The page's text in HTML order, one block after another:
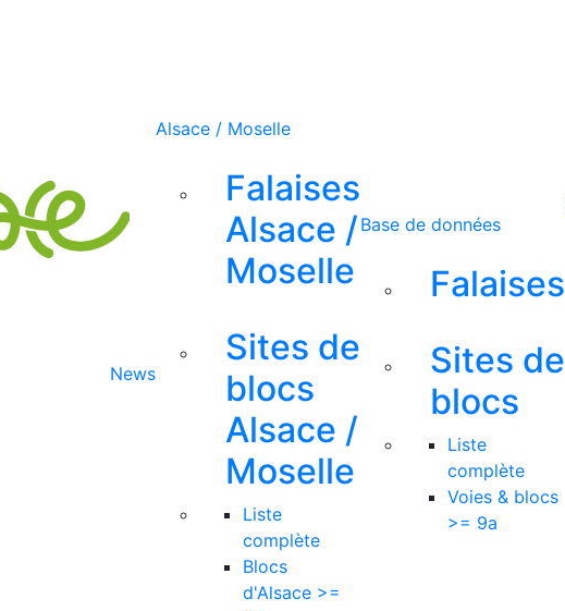
News
Alsace / Moselle
Falaises
Alsace /
Moselle
Sites de
blocs
Alsace /
Moselle
Liste
complète
Blocs
d'Alsace >=
Base de données
Falaises
Sites de
blocs
Liste
complète
Voies & blocs
>= 9a